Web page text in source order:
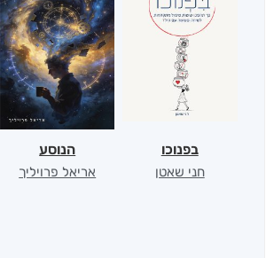
בפנוכו
חני שאטן
הנוסע
אריאל פרויליך